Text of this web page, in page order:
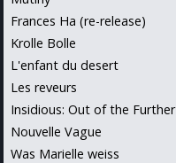
Frances Ha (re-release)
Krolle Bolle
L'enfant du desert
Les reveurs
Insidious: Out of the Further
Nouvelle Vague
Was Marielle weiss